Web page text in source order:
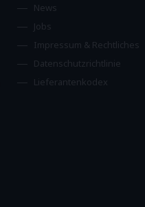
News
Jobs
Impressum & Rechtliches
Datenschutzrichtlinie
Lieferantenkodex